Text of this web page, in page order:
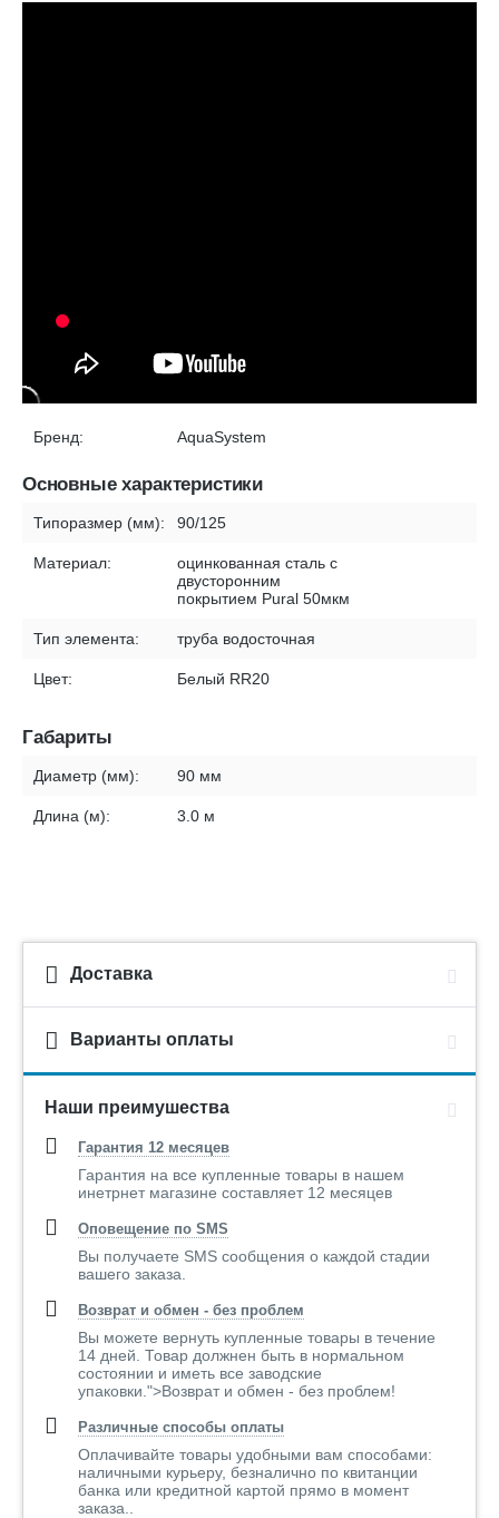
Бренд: AquaSystem
Основные характеристики
Типоразмер (мм): 90/125
Материал:
оцинкованная сталь с
двусторонним
покрытием Pural 50мкм
Тип элемента: труба водосточная
Цвет: Белый RR20
Габариты
Диаметр (мм): 90 мм
Длина (м): 3.0 м
Доставка
Варианты оплаты
Наши преимушества
Гарантия 12 месяцев
Гарантия на все купленные товары в нашем
инетрнет магазине составляет 12 месяцев
Оповещение по SMS
Вы получаете SMS сообщения о каждой стадии
вашего заказа.
Возврат и обмен - без проблем
Вы можете вернуть купленные товары в течение
14 дней. Товар должнен быть в нормальном
состоянии и иметь все заводские
упаковки.">Возврат и обмен - без проблем!
Различные способы оплаты
Оплачивайте товары удобными вам способами:
наличными курьеру, безналично по квитанции
банка или кредитной картой прямо в момент
заказа..